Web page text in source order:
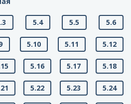
5.4 5.5 5.6
5.10 5.11 5.12
5.16 5.17 5.18
5.22 5.23 5.24